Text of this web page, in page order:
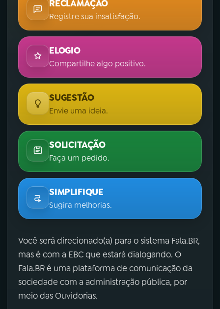
RECLAMAÇÃO
Registre sua insatisfação.
ELOGIO
Compartilhe algo positivo.
SUGESTÃO
Envie uma ideia.
SOLICITAÇÃO
Faça um pedido.
SIMPLIFIQUE
Sugira melhorias.
Você será direcionado(a) para o sistema Fala.BR,
mas é com a EBC que estará dialogando. O
Fala.BR é uma plataforma de comunicação da
sociedade com a administração pública, por
meio das Ouvidorias.